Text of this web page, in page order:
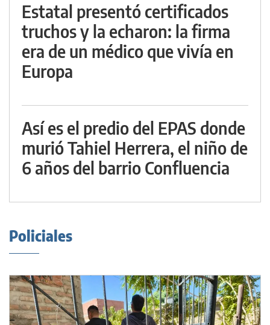
Estatal presentó certificados
truchos y la echaron: la firma
era de un médico que vivía en
Europa
Así es el predio del EPAS donde
murió Tahiel Herrera, el niño de
6 años del barrio Confluencia
Policiales